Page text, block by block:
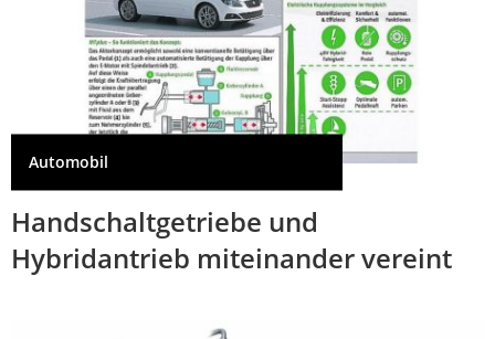
Automobil
Handschaltgetriebe und
Hybridantrieb miteinander vereint